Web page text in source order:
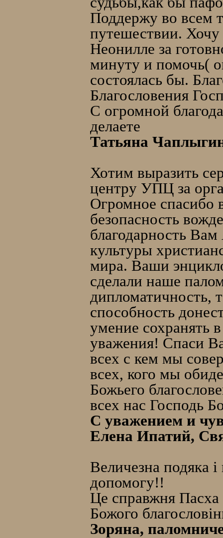
Поддержу во всем
путешествии. Хочу
Неонилле за
минуту и помочь(
состоялась бы.
Благословения
С огромной
делаете
Татьяна
Хотим выразить
центру УПЦ за
Огромное спасибо
безопасность
благодарность
культуры
мира. Ваши
сделали наше
дипломатичность,
способность
умение сохранять
уважения! Спаси
всех с кем мы
всех, кого мы
Божьего
всех нас Господь
С уважением и
Елена Ипатий,
Величезна подяка і
допомогу!!
Це справжня Пасха
Божого
Зоряна,